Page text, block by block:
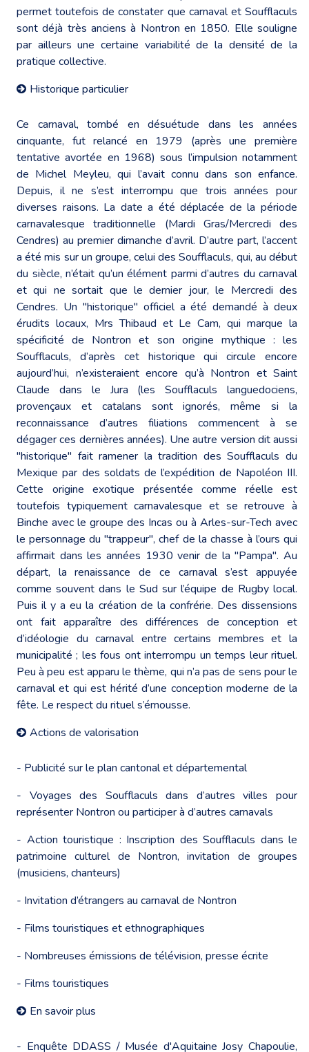
permet toutefois de constater que carnaval et Soufflaculs
sont déjà très anciens à Nontron en 1850. Elle souligne
par ailleurs une certaine variabilité de la densité de la
pratique collective.
Historique particulier
Ce carnaval, tombé en désuétude dans les années
cinquante, fut relancé en 1979 (après une première
tentative avortée en 1968) sous l’impulsion notamment
de Michel Meyleu, qui l’avait connu dans son enfance.
Depuis, il ne s’est interrompu que trois années pour
diverses raisons. La date a été déplacée de la période
carnavalesque traditionnelle (Mardi Gras/Mercredi des
Cendres) au premier dimanche d’avril. D’autre part, l’accent
a été mis sur un groupe, celui des Soufflaculs, qui, au début
du siècle, n’était qu’un élément parmi d’autres du carnaval
et qui ne sortait que le dernier jour, le Mercredi des
Cendres. Un "historique" officiel a été demandé à deux
érudits locaux, Mrs Thibaud et Le Cam, qui marque la
spécificité de Nontron et son origine mythique : les
Soufflaculs, d’après cet historique qui circule encore
aujourd’hui, n’existeraient encore qu’à Nontron et Saint
Claude dans le Jura (les Soufflaculs languedociens,
provençaux et catalans sont ignorés, même si la
reconnaissance d’autres filiations commencent à se
dégager ces dernières années). Une autre version dit aussi
"historique" fait ramener la tradition des Soufflaculs du
Mexique par des soldats de l’expédition de Napoléon III.
Cette origine exotique présentée comme réelle est
toutefois typiquement carnavalesque et se retrouve à
Binche avec le groupe des Incas ou à Arles-sur-Tech avec
le personnage du "trappeur", chef de la chasse à l’ours qui
affirmait dans les années 1930 venir de la "Pampa". Au
départ, la renaissance de ce carnaval s’est appuyée
comme souvent dans le Sud sur l’équipe de Rugby local.
Puis il y a eu la création de la confrérie. Des dissensions
ont fait apparaître des différences de conception et
d’idéologie du carnaval entre certains membres et la
municipalité ; les fous ont interrompu un temps leur rituel.
Peu à peu est apparu le thème, qui n’a pas de sens pour le
carnaval et qui est hérité d’une conception moderne de la
fête. Le respect du rituel s’émousse.
Actions de valorisation
- Publicité sur le plan cantonal et départemental
- Voyages des Soufflaculs dans d’autres villes pour
représenter Nontron ou participer à d’autres carnavals
- Action touristique : Inscription des Soufflaculs dans le
patrimoine culturel de Nontron, invitation de groupes
(musiciens, chanteurs)
- Invitation d’étrangers au carnaval de Nontron
- Films touristiques et ethnographiques
- Nombreuses émissions de télévision, presse écrite
- Films touristiques
En savoir plus
- Enquête DDASS / Musée d'Aquitaine Josy Chapoulie,